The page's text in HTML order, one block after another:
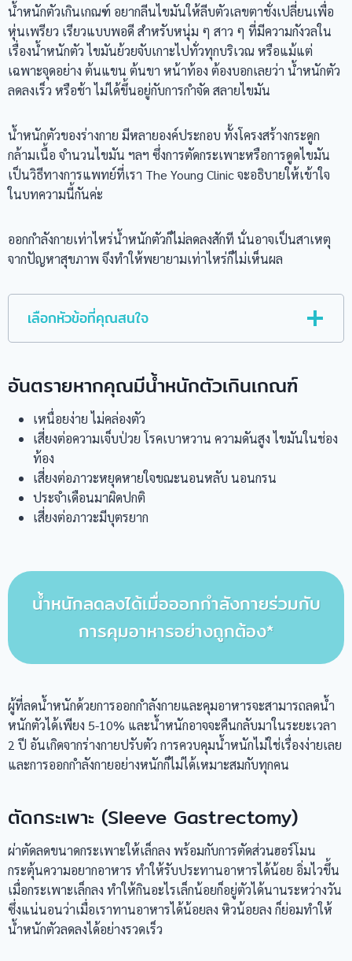
น้ำหนักตัวเกินเกณฑ์ อยากลีนไขมันให้ลีบตัวเลขตาชั่งเปลี่ยนเพื่อ
หุ่นเพรียว เรียวแบบพอดี สำหรับหนุ่ม ๆ สาว ๆ ที่มีความกังวลใน
เรื่องน้ำหนักตัว ไขมันย้วยจับเกาะไปทั่วทุกบริเวณ หรือแม้แต่
เฉพาะจุดอย่าง ต้นแขน ต้นขา หน้าท้อง ต้องบอกเลยว่า น้ำหนักตัว
ลดลงเร็ว หรือช้า ไม่ได้ขึ้นอยู่กับการกำจัด สลายไขมัน
น้ำหนักตัวของร่างกาย มีหลายองค์ประกอบ ทั้งโครงสร้างกระดูก
กล้ามเนื้อ จำนวนไขมัน ฯลฯ ซึ่งการตัดกระเพาะหรือการดูดไขมัน
เป็นวิธีทางการแพทย์ที่เรา The Young Clinic จะอธิบายให้เข้าใจ
ในบทความนี้กันค่ะ
ออกกำลังกายเท่าไหร่น้ำหนักตัวก็ไม่ลดลงสักที นั่นอาจเป็นสาเหตุ
จากปัญหาสุขภาพ จึงทำให้พยายามเท่าไหร่ก็ไม่เห็นผล
เลือกหัวข้อที่คุณสนใจ
อันตรายหากคุณมีน้ำหนักตัวเกินเกณฑ์
เหนื่อยง่าย ไม่คล่องตัว
เสี่ยงต่อความเจ็บป่วย โรคเบาหวาน ความดันสูง ไขมันในช่อง
ท้อง
เสี่ยงต่อภาวะหยุดหายใจขณะนอนหลับ นอนกรน
ประจำเดือนมาผิดปกติ
เสี่ยงต่อภาวะมีบุตรยาก
น้ำหนักลดลงได้เมื่อออกกำลังกายร่วมกับ
การคุมอาหารอย่างถูกต้อง*
ผู้ที่ลดน้ำหนักด้วยการออกกำลังกายและคุมอาหารจะสามารถลดน้ำ
หนักตัวได้เพียง 5-10% และน้ำหนักอาจจะคืนกลับมาในระยะเวลา
2 ปี อันเกิดจากร่างกายปรับตัว การควบคุมน้ำหนักไม่ใช่เรื่องง่ายเลย
และการออกกำลังกายอย่างหนักก็ไม่ได้เหมาะสมกับทุกคน
ตัดกระเพาะ (Sleeve Gastrectomy)
ผ่าตัดลดขนาดกระเพาะให้เล็กลง พร้อมกับการตัดส่วนฮอร์โมน
กระตุ้นความอยากอาหาร ทำให้รับประทานอาหารได้น้อย อิ่มไวขึ้น
เมื่อกระเพาะเล็กลง ทำให้กินอะไรเล็กน้อยก็อยู่ตัวได้นานระหว่างวัน
ซึ่งแน่นอนว่าเมื่อเราทานอาหารได้น้อยลง หิวน้อยลง ก็ย่อมทำให้
น้ำหนักตัวลดลงได้อย่างรวดเร็ว